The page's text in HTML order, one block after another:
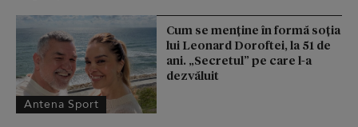
Antena Sport
Cum se menţine în formă soţia
lui Leonard Doroftei, la 51 de
ani. „Secretul” pe care l-a
dezvăluit